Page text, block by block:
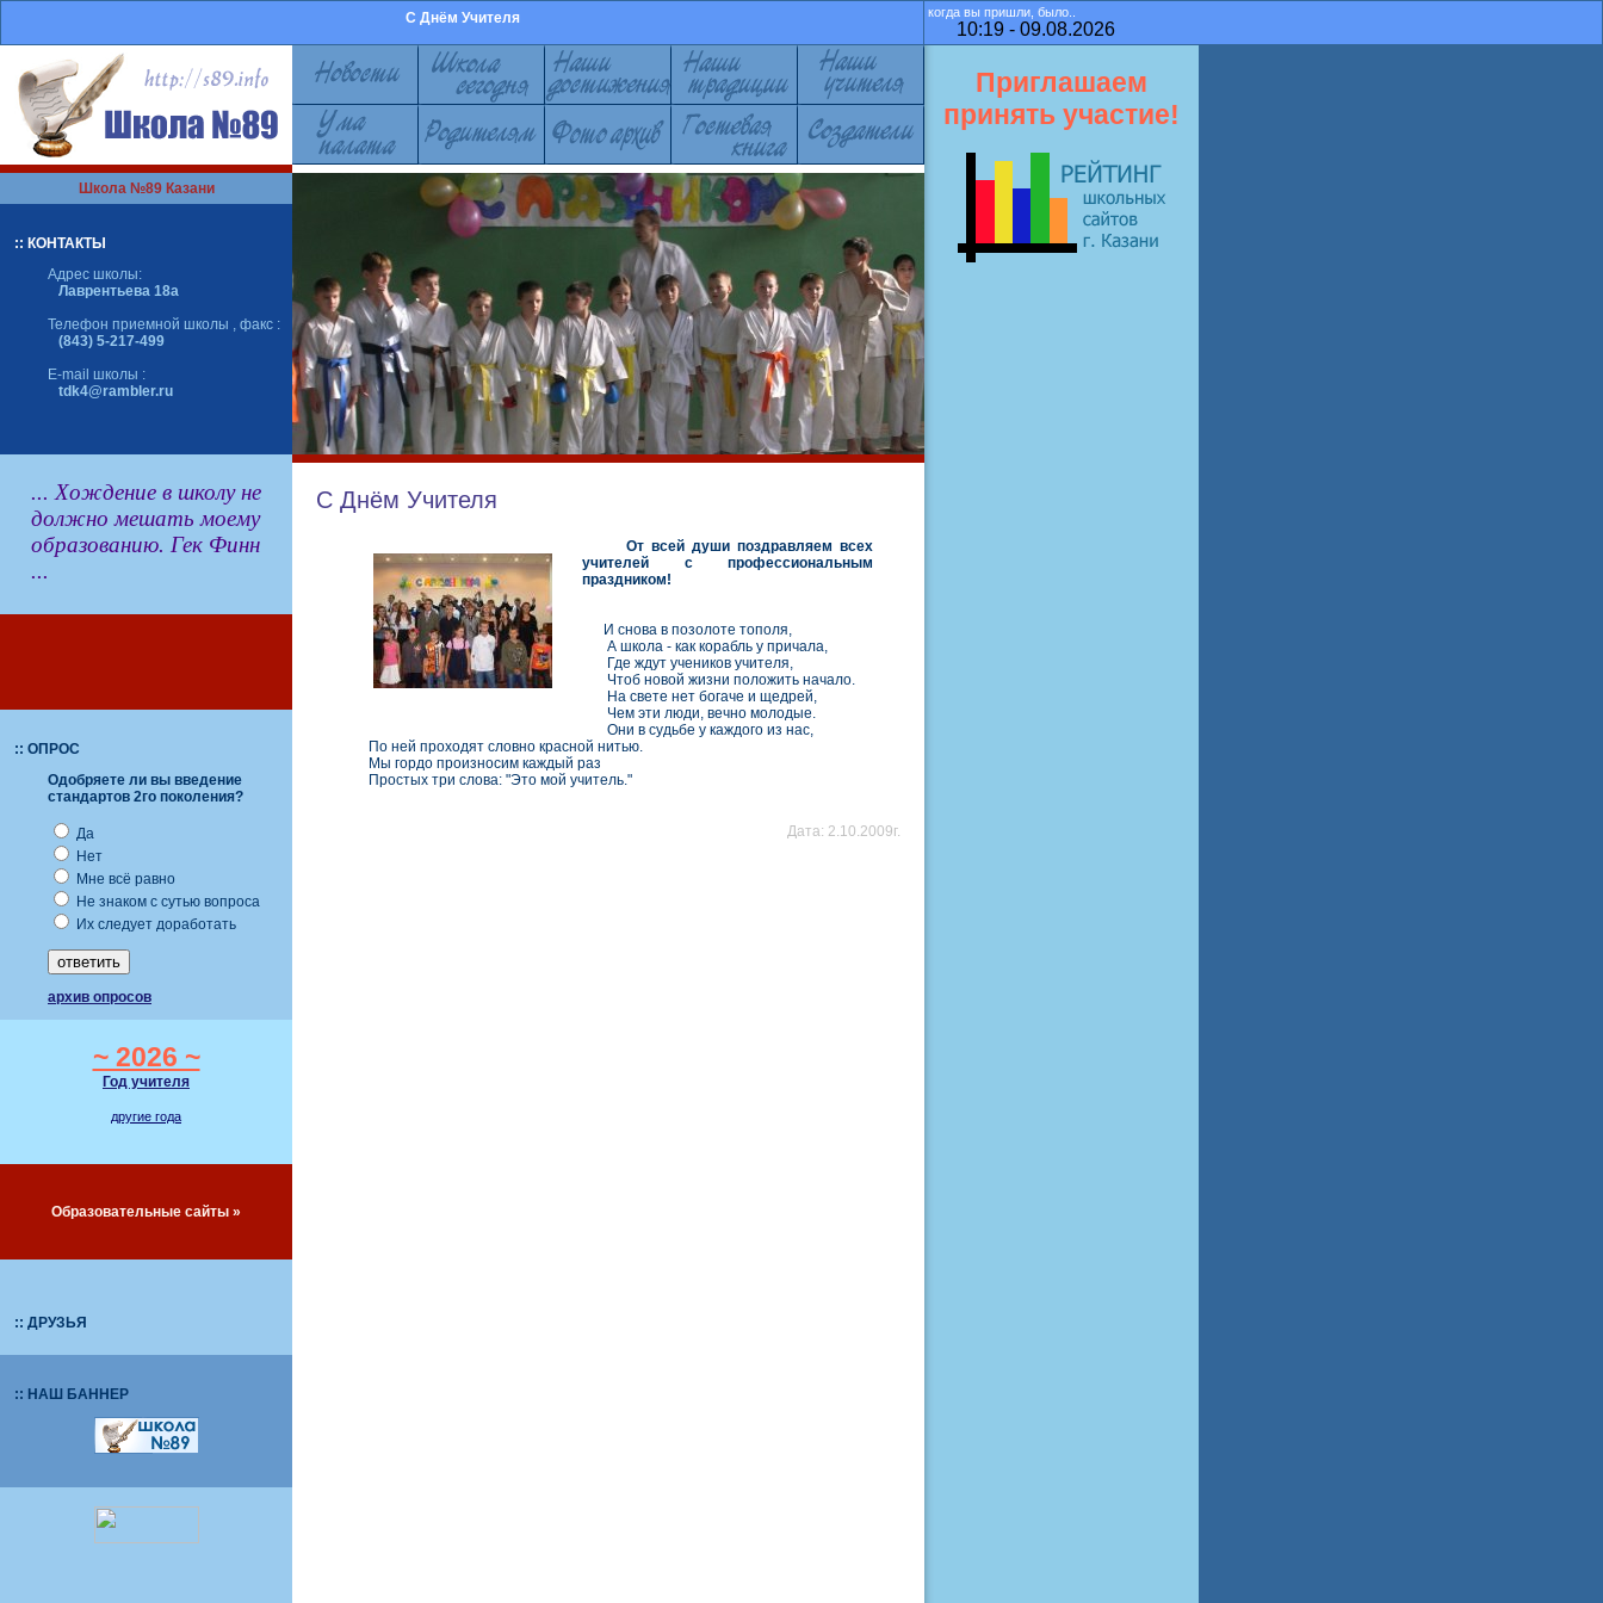
С Днём Учителя когда вы пришли, было..
10:19 - 09.08.2026
Школа №89 Казани
:: КОНТАКТЫ
Адрес школы:
Лаврентьева 18а
Телефон приемной школы , факс :
(843) 5-217-499
E-mail школы :
tdk4@rambler.ru
... Хождение в школу не
должно мешать моему
образованию. Гек Финн
...
:: ОПРОС
Одобряете ли вы введение
стандартов 2го поколения?
Да
Нет
Мне всё равно
Не знаком с сутью вопроса
Их следует доработать
архив опросов
~ 2026 ~
Год учителя
другие года
Образовательные сайты »
:: ДРУЗЬЯ
:: НАШ БАННЕР
С Днём Учителя
От всей души поздравляем всех
учителей с профессиональным
праздником!
И снова в позолоте тополя,
А школа - как корабль у причала,
Где ждут учеников учителя,
Чтоб новой жизни положить начало.
На свете нет богаче и щедрей,
Чем эти люди, вечно молодые.
Они в судьбе у каждого из нас,
По ней проходят словно красной нитью.
Мы гордо произносим каждый раз
Простых три слова: "Это мой учитель."
Дата: 2.10.2009г.
Приглашаем
принять участие!